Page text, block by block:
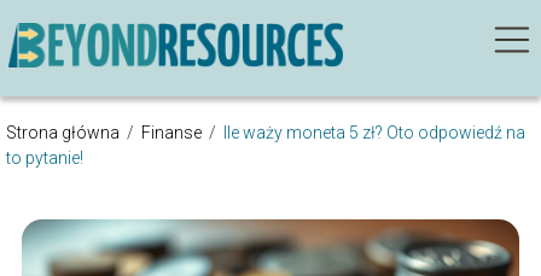
Strona główna / Finanse /
Ile waży moneta 5 zł? Oto odpowiedź na
to pytanie!